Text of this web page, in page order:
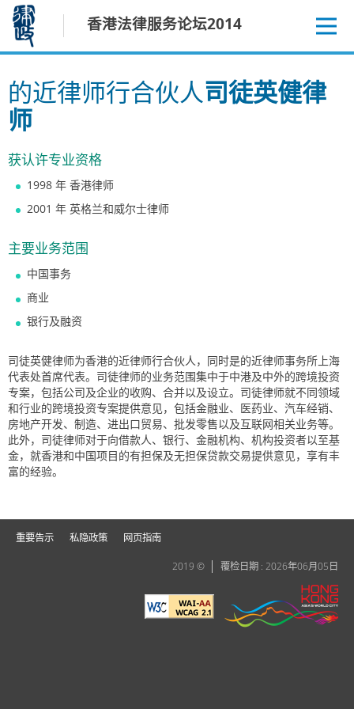
容
香港法律服务论坛2014
的近律师行合伙人司徒英健律
师
获认许专业资格
1998 年 香港律师
2001 年 英格兰和威尔士律师
主要业务范围
中国事务
商业
银行及融资
司徒英健律师为香港的近律师行合伙人，同时是的近律师事务所上海
代表处首席代表。司徒律师的业务范围集中于中港及中外的跨境投资
专案，包括公司及企业的收购、合并以及设立。司徒律师就不同领域
和行业的跨境投资专案提供意见，包括金融业、医药业、汽车经销、
房地产开发、制造、进出口贸易、批发零售以及互联网相关业务等。
此外，司徒律师对于向借款人、银行、金融机构、机构投资者以至基
金，就香港和中国项目的有担保及无担保贷款交易提供意见，享有丰
富的经验。
重要告示 私隐政策 网页指南
2019 © 覆检日期 : 2026年06月05日